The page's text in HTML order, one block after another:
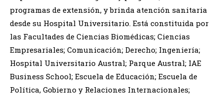
programas de extensión, y brinda atención sanitaria
desde su Hospital Universitario. Está constituida por
las Facultades de Ciencias Biomédicas; Ciencias
Empresariales; Comunicación; Derecho; Ingeniería;
Hospital Universitario Austral; Parque Austral; IAE
Business School; Escuela de Educación; Escuela de
Política, Gobierno y Relaciones Internacionales;